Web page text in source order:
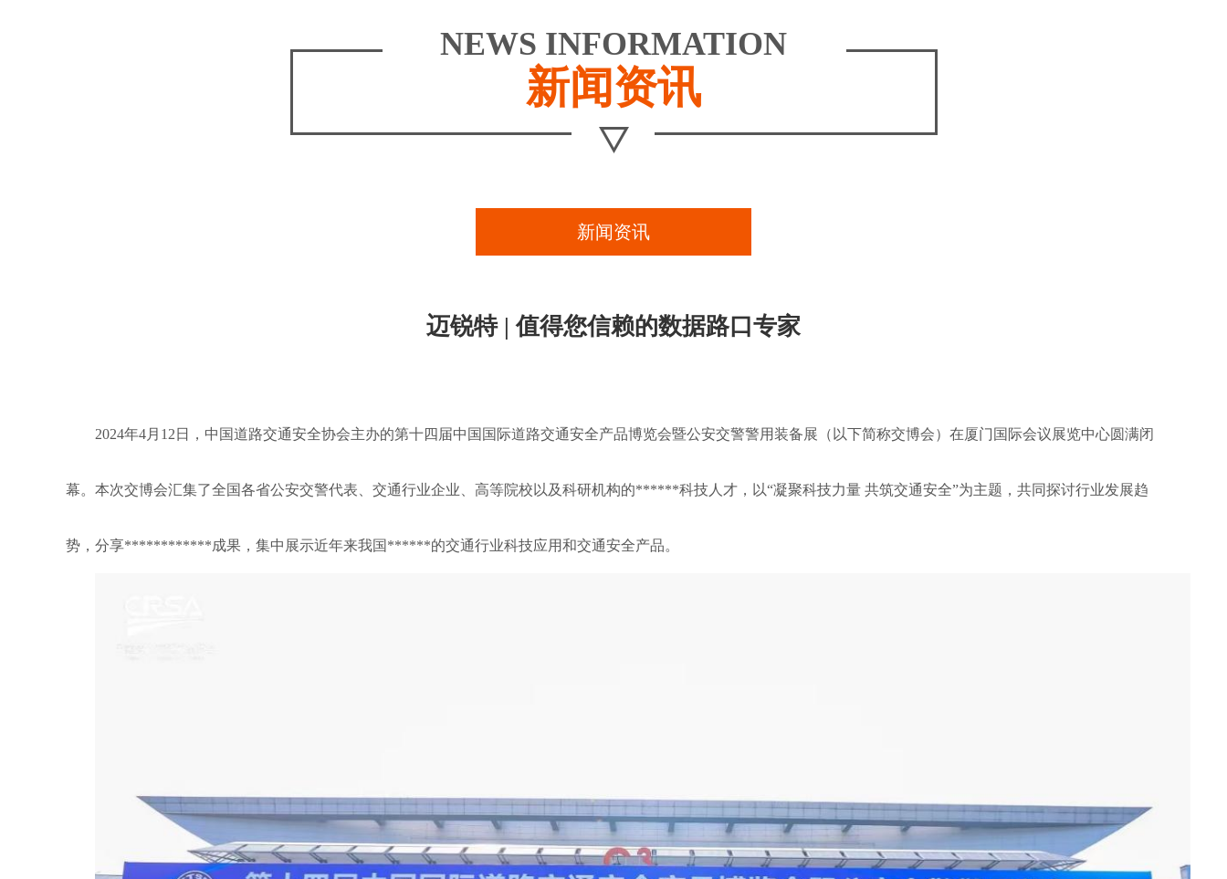
NEWS INFORMATION
新闻资讯
新闻资讯
迈锐特 | 值得您信赖的数据路口专家
2024年4月12日，中国道路交通安全协会主办的第十四届中国国际道路交通安全产品博览会暨公安交警警用装备展（以下简称交博会）在厦门国际会议展览中心圆满闭
幕。本次交博会汇集了全国各省公安交警代表、交通行业企业、高等院校以及科研机构的******科技人才，以“凝聚科技力量 共筑交通安全”为主题， 共同探讨行业发展趋
势，分享************成果，集中展示近年来我国******的交通行业科技应用和交通安全产品。